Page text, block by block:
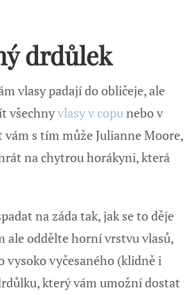
drdůlek
vlasy padají do obličeje, ale
všechnyvlasy v copu nebo v
vám s tím může Julianne Moore,
na chytrou horákyni, která
na záda tak, jak se to děje
ale oddělte horní vrstvu vlasů,
vysoko vyčesaného (klidně i
který vám umožní dostat